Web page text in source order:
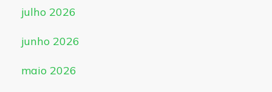
julho 2026
junho 2026
maio 2026